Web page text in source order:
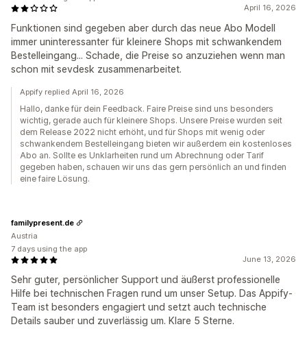
April 16, 2026
Funktionen sind gegeben aber durch das neue Abo Modell
immer uninteressanter für kleinere Shops mit schwankendem
Bestelleingang... Schade, die Preise so anzuziehen wenn man
schon mit sevdesk zusammenarbeitet.
Appify replied April 16, 2026
Hallo, danke für dein Feedback. Faire Preise sind uns besonders
wichtig, gerade auch für kleinere Shops. Unsere Preise wurden seit
dem Release 2022 nicht erhöht, und für Shops mit wenig oder
schwankendem Bestelleingang bieten wir außerdem ein kostenloses
Abo an. Sollte es Unklarheiten rund um Abrechnung oder Tarif
gegeben haben, schauen wir uns das gern persönlich an und finden
eine faire Lösung.
June 13, 2026
Sehr guter, persönlicher Support und äußerst professionelle
Hilfe bei technischen Fragen rund um unser Setup. Das Appify-
Team ist besonders engagiert und setzt auch technische
Details sauber und zuverlässig um. Klare 5 Sterne.
familypresent.de
Austria
7 days using the app